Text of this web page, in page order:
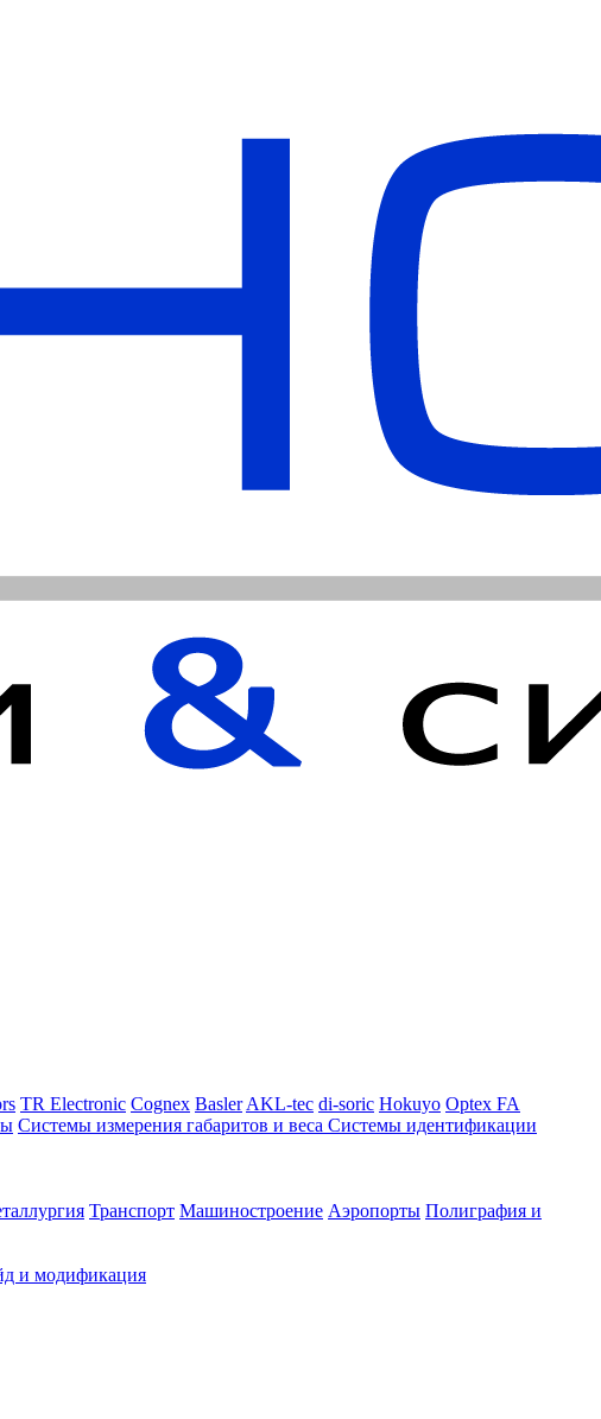
TR Electronic Cognex Basler AKL-tec di-soric Hokuyo Optex FA
Системы измерения габаритов и веса Системы идентификации
Транспорт Машиностроение Аэропорты Полиграфия и
и модификация